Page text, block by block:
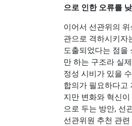
으로 인한 오류를
이어서 선관위의
관으로 격하시키자
도출되었다는 점을
만 하는 구조라 실
정성 시비가 있을
합의가 필요하다고
지만 변화와 혁신
으로 두는 방안, 선
선관위원 추천 관